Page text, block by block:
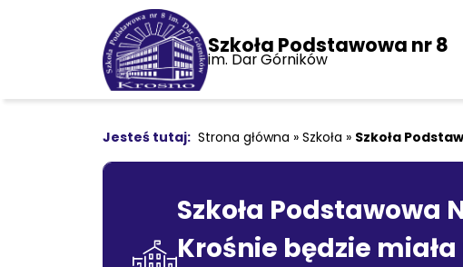
Szkoła Podstawowa nr 8
im. Dar Górników
Strona główna » Szkoła » Szkoła
Szkoła Podstawowa
Krośnie będzie